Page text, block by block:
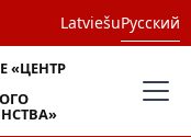
LatviešuРусский
«ЦЕНТР